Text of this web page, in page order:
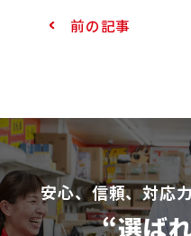
前の記事
安⼼、信頼、対応
“選ば